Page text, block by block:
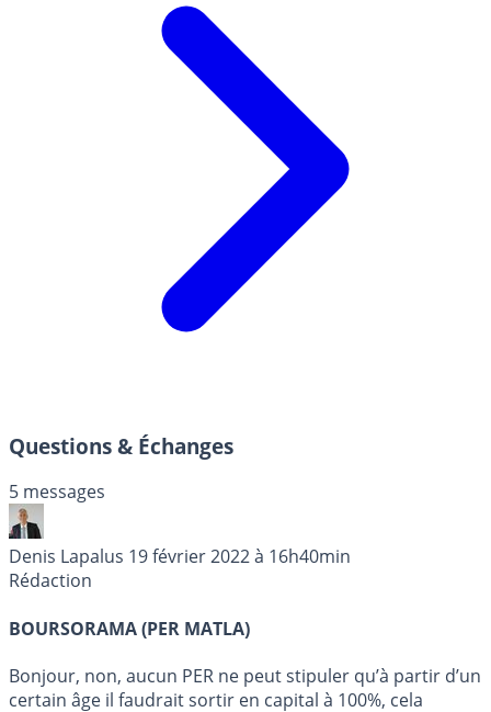
Questions & Échanges
5 messages
Denis Lapalus 19 février 2022 à 16h40min
Rédaction
BOURSORAMA (PER MATLA)
Bonjour, non, aucun PER ne peut stipuler qu’à partir d’un
certain âge il faudrait sortir en capital à 100%, cela